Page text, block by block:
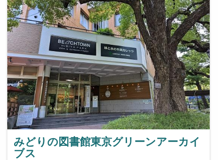
みどりの図書館東京グリーンアーカイ
ブス